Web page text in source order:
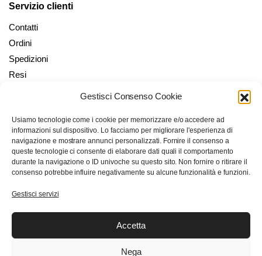
Gestisci Consenso Cookie
Usiamo tecnologie come i cookie per memorizzare e/o accedere ad
informazioni sul dispositivo. Lo facciamo per migliorare l'esperienza di
navigazione e mostrare annunci personalizzati. Fornire il consenso a
queste tecnologie ci consente di elaborare dati quali il comportamento
durante la navigazione o ID univoche su questo sito. Non fornire o ritirare il
consenso potrebbe influire negativamente su alcune funzionalità e funzioni.
Gestisci servizi
Accetta
Nega
Servizio clienti
Contatti
Ordini
Spedizioni
Resi
Il mio Account
Checkout
Carrello
Wishlist